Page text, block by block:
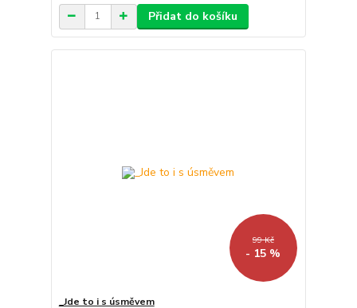
Přidat do košíku
99 Kč
- 15 %
_Jde to i s úsměvem